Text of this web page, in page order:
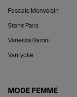
Pascale Monvoisin
Stone Paris
Vanessa Baroni
Vanrycke
MODE FEMME